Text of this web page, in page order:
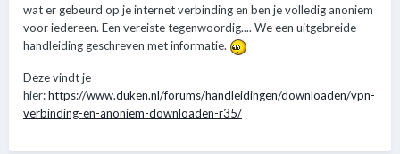
wat er gebeurd op je internet verbinding en ben je volledig anoniem
voor iedereen. Een vereiste tegenwoordig.... We een uitgebreide
handleiding geschreven met informatie.
Deze vindt je
hier:https://www.duken.nl/forums/handleidingen/downloaden/vpn-
verbinding-en-anoniem-downloaden-r35/